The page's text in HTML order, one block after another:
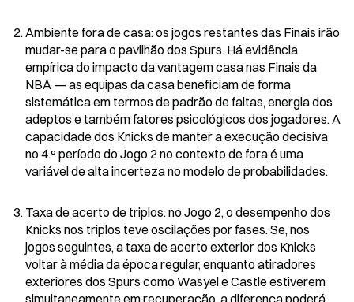
Ambiente fora de casa: os jogos restantes das Finais irão
mudar-se para o pavilhão dos Spurs. Há evidência
empírica do impacto da vantagem casa nas Finais da
NBA — as equipas da casa beneficiam de forma
sistemática em termos de padrão de faltas, energia dos
adeptos e também fatores psicológicos dos jogadores. A
capacidade dos Knicks de manter a execução decisiva
no 4.º período do Jogo 2 no contexto de fora é uma
variável de alta incerteza no modelo de probabilidades.
Taxa de acerto de triplos: no Jogo 2, o desempenho dos
Knicks nos triplos teve oscilações por fases. Se, nos
jogos seguintes, a taxa de acerto exterior dos Knicks
voltar à média da época regular, enquanto atiradores
exteriores dos Spurs como Wasyel e Castle estiverem
simultaneamente em recuperação, a diferença poderá